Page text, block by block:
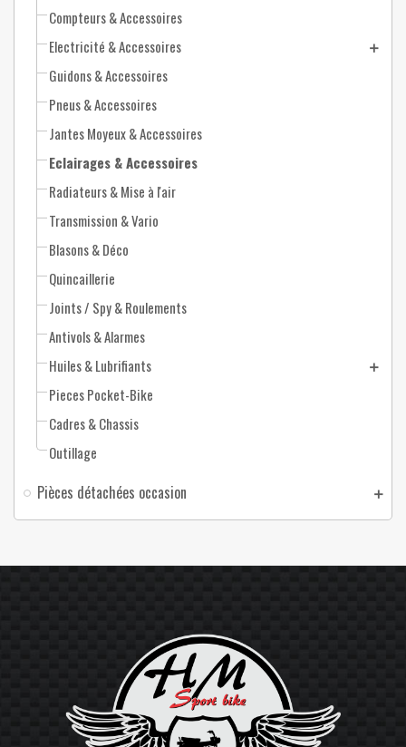
Compteurs & Accessoires
Electricité & Accessoires
Guidons & Accessoires
Pneus & Accessoires
Jantes Moyeux & Accessoires
Eclairages & Accessoires
Radiateurs & Mise à l'air
Transmission & Vario
Blasons & Déco
Quincaillerie
Joints / Spy & Roulements
Antivols & Alarmes
Huiles & Lubrifiants
Pieces Pocket-Bike
Cadres & Chassis
Outillage
Pièces détachées occasion